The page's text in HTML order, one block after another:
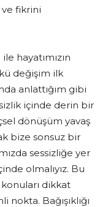
fikrini
hayatımızın
değişim ilk
anlattığım gibi
içinde derin bir
dönüşüm yavaş
bize sonsuz bir
sessizliğe yer
olmalıyız. Bu
dikkat
Bağışıklığı